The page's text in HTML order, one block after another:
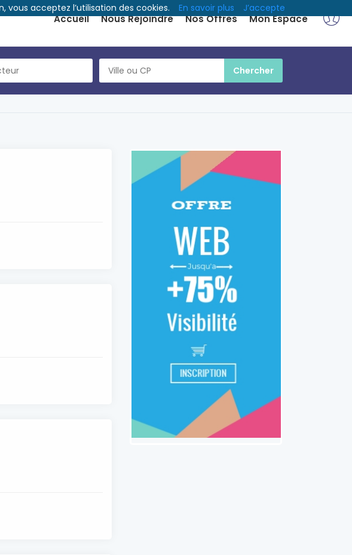
Accueil Nous Rejoindre Nos Offres Mon Espace
vous acceptez l’utilisation des cookies. En savoir plus J’accepte